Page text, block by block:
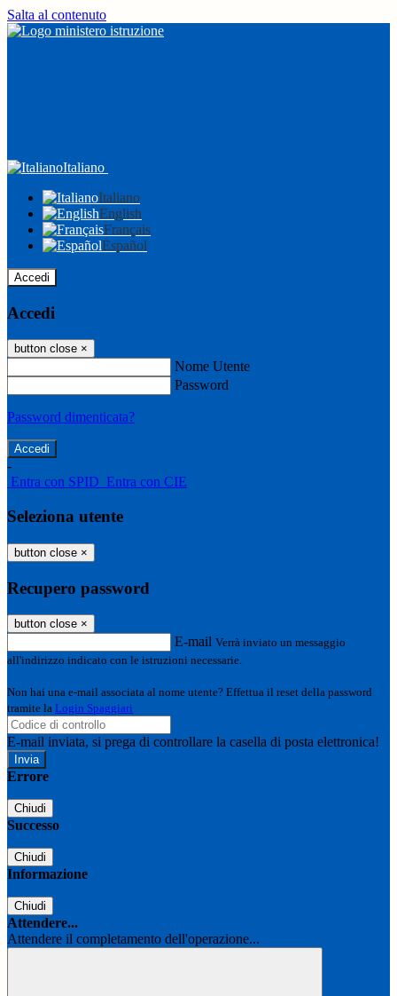
Salta al contenuto
Italiano
Italiano
English
Français
Español
Accedi
Accedi
button close ×
Nome Utente
Password
Password dimenticata?
-
Entra con SPID Entra con CIE
Seleziona utente
button close ×
Recupero password
button close ×
E-mail Verrà inviato un messaggio
all'indirizzo indicato con le istruzioni necessarie.
Non hai una e-mail associata al nome utente? Effettua il reset della password
tramite la Login Spaggiari
E-mail inviata, si prega di controllare la casella di posta elettronica!
Errore
Chiudi
Successo
Chiudi
Informazione
Chiudi
Attendere...
Attendere il completamento dell'operazione...